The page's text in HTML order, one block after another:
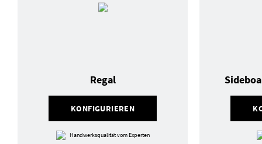
KONFIGURIEREN
Regal
Handwerksqualität vom Experten